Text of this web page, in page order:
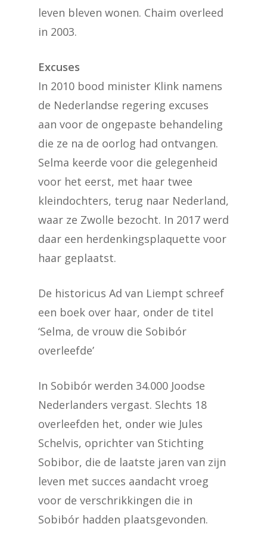
leven bleven wonen. Chaim overleed
in 2003.
Excuses
In 2010 bood minister Klink namens
de Nederlandse regering excuses
aan voor de ongepaste behandeling
die ze na de oorlog had ontvangen.
Selma keerde voor die gelegenheid
voor het eerst, met haar twee
kleindochters, terug naar Nederland,
waar ze Zwolle bezocht. In 2017 werd
daar een herdenkingsplaquette voor
haar geplaatst.
De historicus Ad van Liempt schreef
een boek over haar, onder de titel
‘Selma, de vrouw die Sobibór
overleefde’
In Sobibór werden 34.000 Joodse
Nederlanders vergast. Slechts 18
overleefden het, onder wie Jules
Schelvis, oprichter van Stichting
Sobibor, die de laatste jaren van zijn
leven met succes aandacht vroeg
voor de verschrikkingen die in
Sobibór hadden plaatsgevonden.